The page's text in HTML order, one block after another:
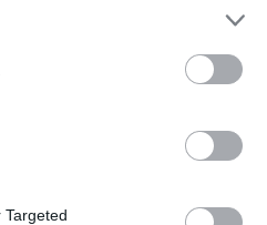
del año: la
Jornadas